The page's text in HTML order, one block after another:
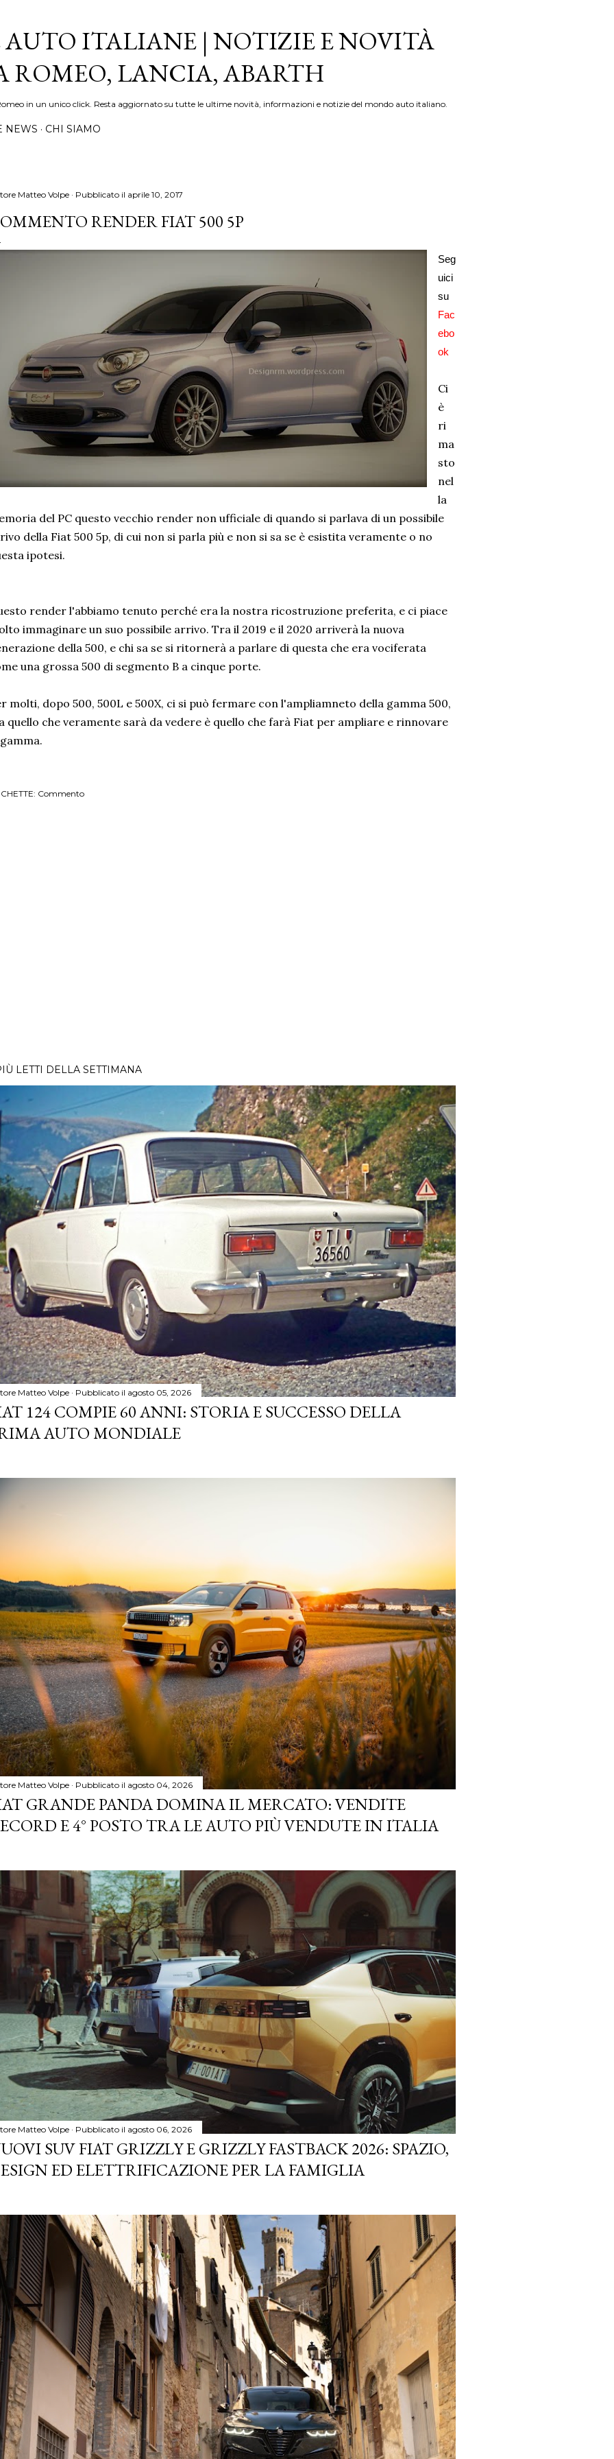
AUTO ITALIANE | NOTIZIE E NOVITÀ
ROMEO, LANCIA, ABARTH
in un unico click. Resta aggiornato su tutte le ultime novità, informazioni e notizie del mondo auto italiano.
NEWS CHI SIAMO
Matteo Volpe Pubblicato il aprile 10, 2017
RENDER FIAT 500 5P
Seg
uici
su
Fac
ebo
ok
Ci
è
ri
ma
sto
nel
la
del PC questo vecchio render non ufficiale di quando si parlava di un possibile
della Fiat 500 5p, di cui non si parla più e non si sa se è esistita veramente o no
ipotesi.
render l'abbiamo tenuto perché era la nostra ricostruzione preferita, e ci piace
immaginare un suo possibile arrivo. Tra il 2019 e il 2020 arriverà la nuova
della 500, e chi sa se si ritornerà a parlare di questa che era vociferata
una grossa 500 di segmento B a cinque porte.
molti, dopo 500, 500L e 500X, ci si può fermare con l'ampliamneto della gamma 500,
quello che veramente sarà da vedere è quello che farà Fiat per ampliare e rinnovare
Commento
LETTI DELLA SETTIMANA
Matteo Volpe Pubblicato il agosto 05, 2026
124 COMPIE 60 ANNI: STORIA E SUCCESSO DELLA
AUTO MONDIALE
Matteo Volpe Pubblicato il agosto 04, 2026
GRANDE PANDA DOMINA IL MERCATO: VENDITE
E 4° POSTO TRA LE AUTO PIÙ VENDUTE IN ITALIA
Matteo Volpe Pubblicato il agosto 06, 2026
SUV FIAT GRIZZLY E GRIZZLY FASTBACK 2026: SPAZIO,
ED ELETTRIFICAZIONE PER LA FAMIGLIA